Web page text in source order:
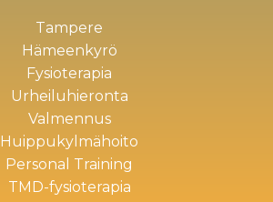
Tampere
Hämeenkyrö
Fysioterapia
Urheiluhieronta
Valmennus
Huippukylmähoito
Personal Training
TMD-fysioterapia